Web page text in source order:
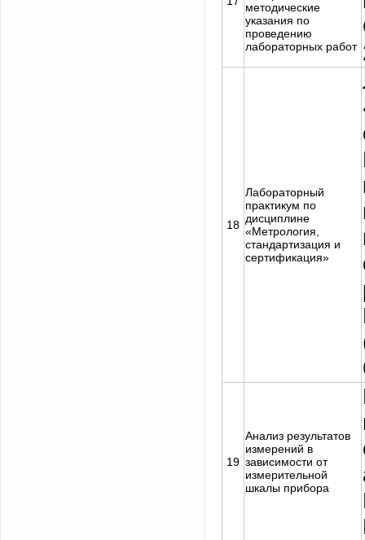
методические
указания по
проведению
лабораторных работ
18
Лабораторный
практикум по
дисциплине
«Метрология,
стандартизация и
сертификация»
19
Анализ результатов
измерений в
зависимости от
измерительной
шкалы прибора